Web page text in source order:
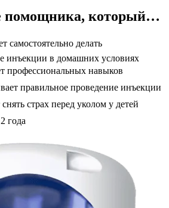
помощника, который…
самостоятельно делать
инъекции в домашних условиях
профессиональных навыков
правильное проведение инъекции
страх перед уколом у детей
года